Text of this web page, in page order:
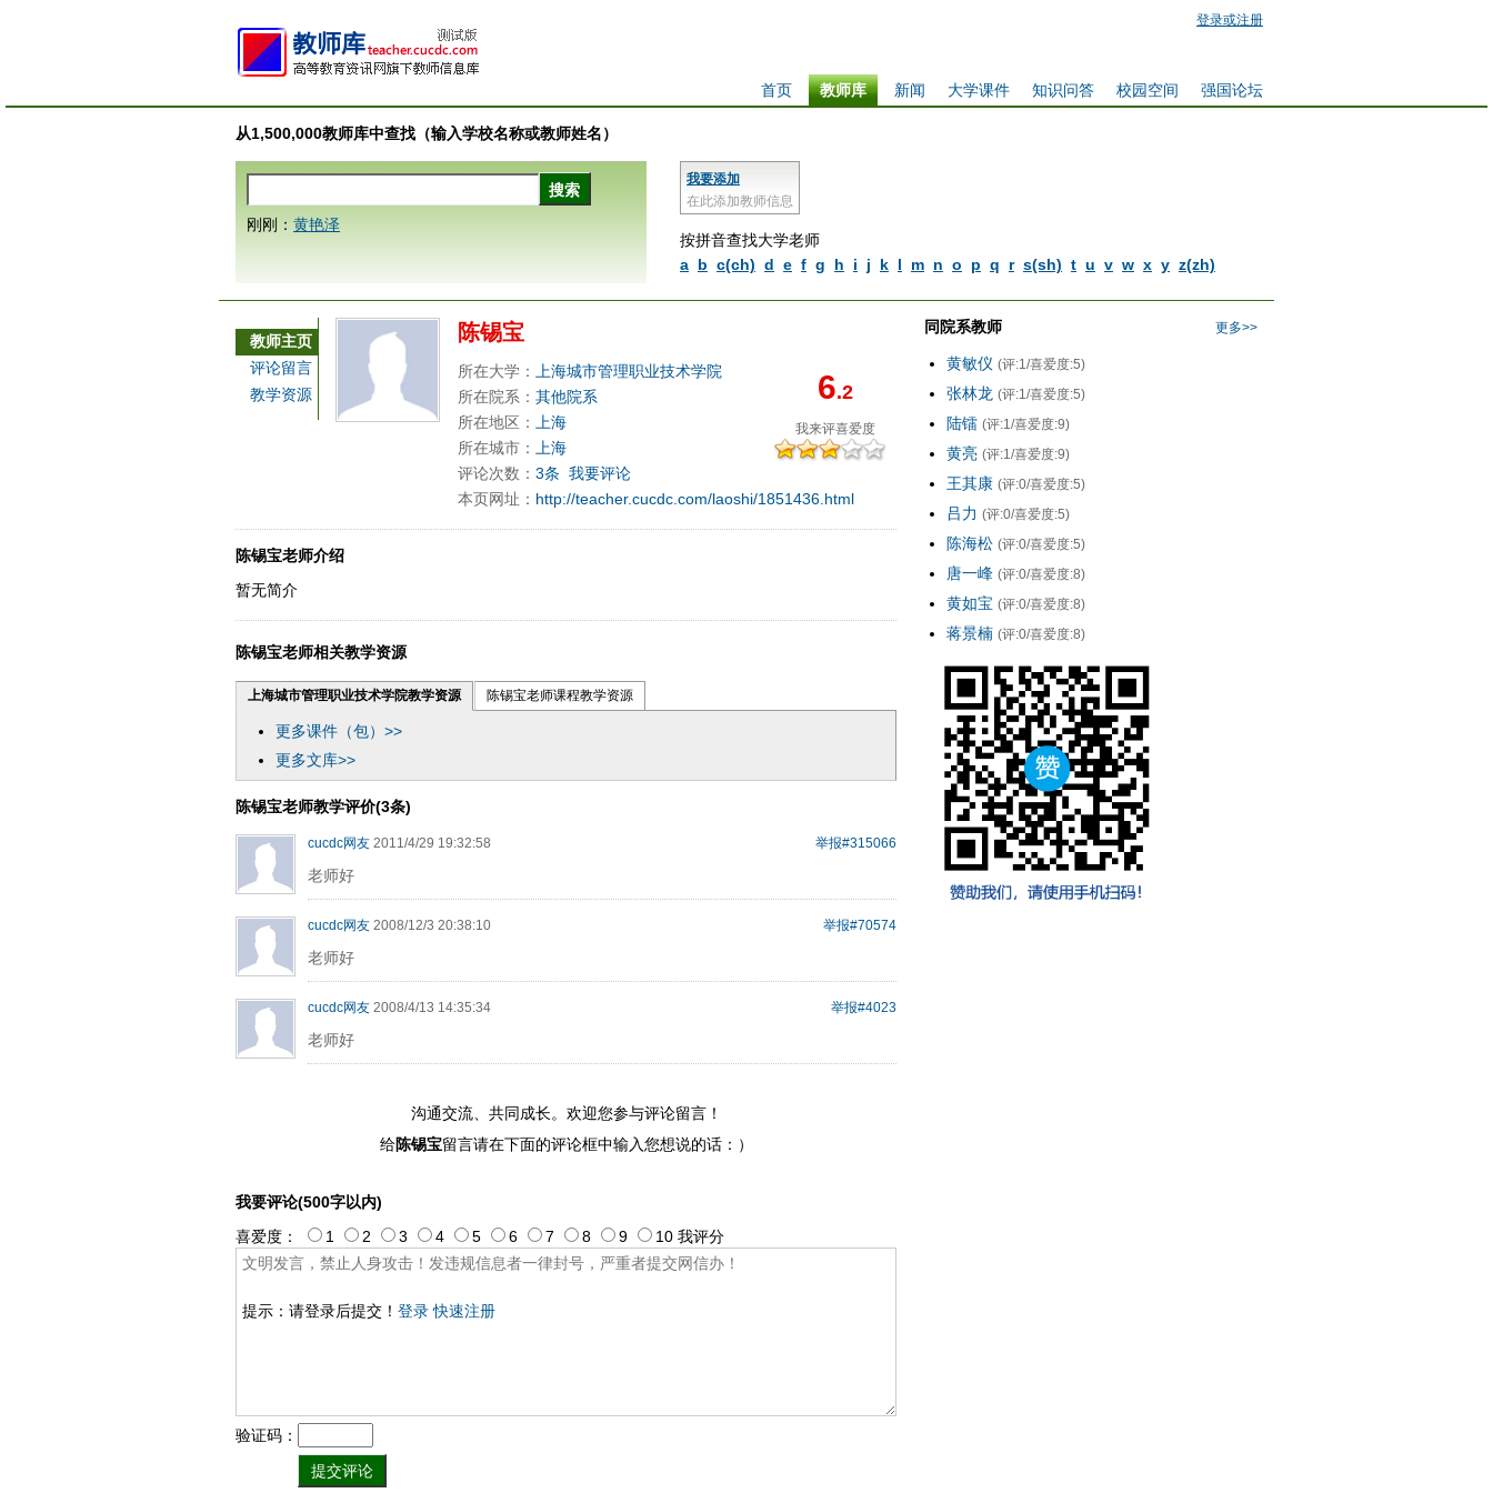
登录或注册
强国论坛
校园空间
知识问答
大学课件
新闻
教师库
首页
从1,500,000教师库中查找（输入学校名称或教师姓名）
我要添加
在此添加教师信息
按拼音查找大学老师
a b c(ch) d e f g h i j k l m n o p q r s(sh) t u v w x y z(zh)
刚刚： 黄艳泽
教师主页
评论留言
教学资源
陈锡宝
6.2
我来评喜爱度
所在大学：
上海城市管理职业技术学院
所在院系： 其他院系
所在地区：
上海
所在城市：
上海
评论次数： 3条 我要评论
本页网址： http://teacher.cucdc.com/laoshi/1851436.html
陈锡宝老师介绍
暂无简介
陈锡宝老师相关教学资源
上海城市管理职业技术学院教学资源 陈锡宝老师课程教学资源
更多课件（包）>>
更多文库>>
陈锡宝老师教学评价(3条)
举报#315066
cucdc网友 2011/4/29 19:32:58
老师好
举报#70574
cucdc网友 2008/12/3 20:38:10
老师好
举报#4023
cucdc网友 2008/4/13 14:35:34
老师好
沟通交流、共同成长。欢迎您参与评论留言！
给陈锡宝留言请在下面的评论框中输入您想说的话：）
我要评论(500字以内)
提示：请登录后提交！ 登录 快速注册
喜爱度： 1 2 3 4 5 6 7 8 9 10 我评分
验证码：
更多>>
同院系教师
黄敏仪 (评:1/喜爱度:5)
张林龙 (评:1/喜爱度:5)
陆镭 (评:1/喜爱度:9)
黄亮 (评:1/喜爱度:9)
王其康 (评:0/喜爱度:5)
吕力 (评:0/喜爱度:5)
陈海松 (评:0/喜爱度:5)
唐一峰 (评:0/喜爱度:8)
黄如宝 (评:0/喜爱度:8)
蒋景楠 (评:0/喜爱度:8)